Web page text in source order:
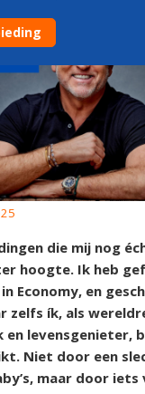
die mij nog
hoogte. Ik heb
Economy, en
zelfs ík, als
levensgenieter,
Niet door een
maar door iets